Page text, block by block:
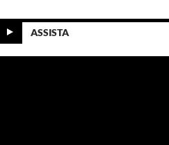
ASSISTA